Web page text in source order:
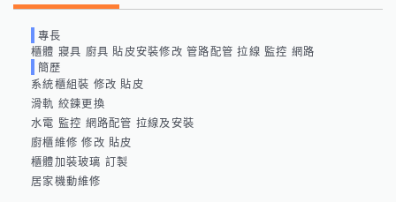
專長
櫃體 寢具 廚具 貼皮安裝修改 管路配管 拉線 監控 網路
簡歷
系統櫃組裝 修改 貼皮
滑軌 絞鍊更換
水電 監控 網路配管 拉線及安裝
廚櫃維修 修改 貼皮
櫃體加裝玻璃 訂製
居家機動維修